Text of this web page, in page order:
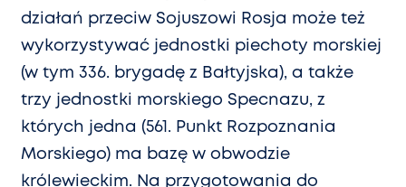
działań przeciw Sojuszowi Rosja może też
wykorzystywać jednostki piechoty morskiej
(w tym 336. brygadę z Bałtyjska), a także
trzy jednostki morskiego Specnazu, z
których jedna (561. Punkt Rozpoznania
Morskiego) ma bazę w obwodzie
królewieckim. Na przygotowania do